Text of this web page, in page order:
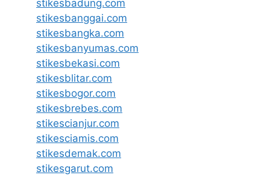
stikesbadung.com
stikesbanggai.com
stikesbangka.com
stikesbanyumas.com
stikesbekasi.com
stikesblitar.com
stikesbogor.com
stikesbrebes.com
stikescianjur.com
stikesciamis.com
stikesdemak.com
stikesgarut.com